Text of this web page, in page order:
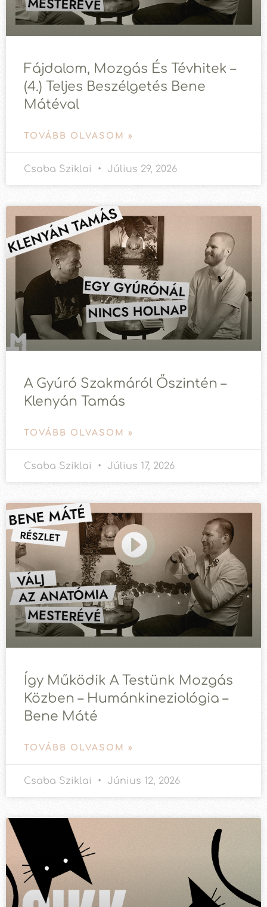
Fájdalom, Mozgás És Tévhitek –
(4.) Teljes Beszélgetés Bene
Mátéval
TOVÁBB OLVASOM »
Csaba Sziklai Július 29, 2026
A Gyúró Szakmáról Őszintén –
Klenyán Tamás
TOVÁBB OLVASOM »
Csaba Sziklai Július 17, 2026
Így Működik A Testünk Mozgás
Közben – Humánkineziológia –
Bene Máté
TOVÁBB OLVASOM »
Csaba Sziklai Június 12, 2026